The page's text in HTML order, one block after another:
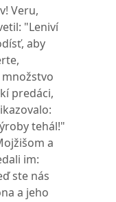
Veru,
"Leniví
aby
množstvo
predáci,
tehál!"
a
im:
ste nás
a jeho